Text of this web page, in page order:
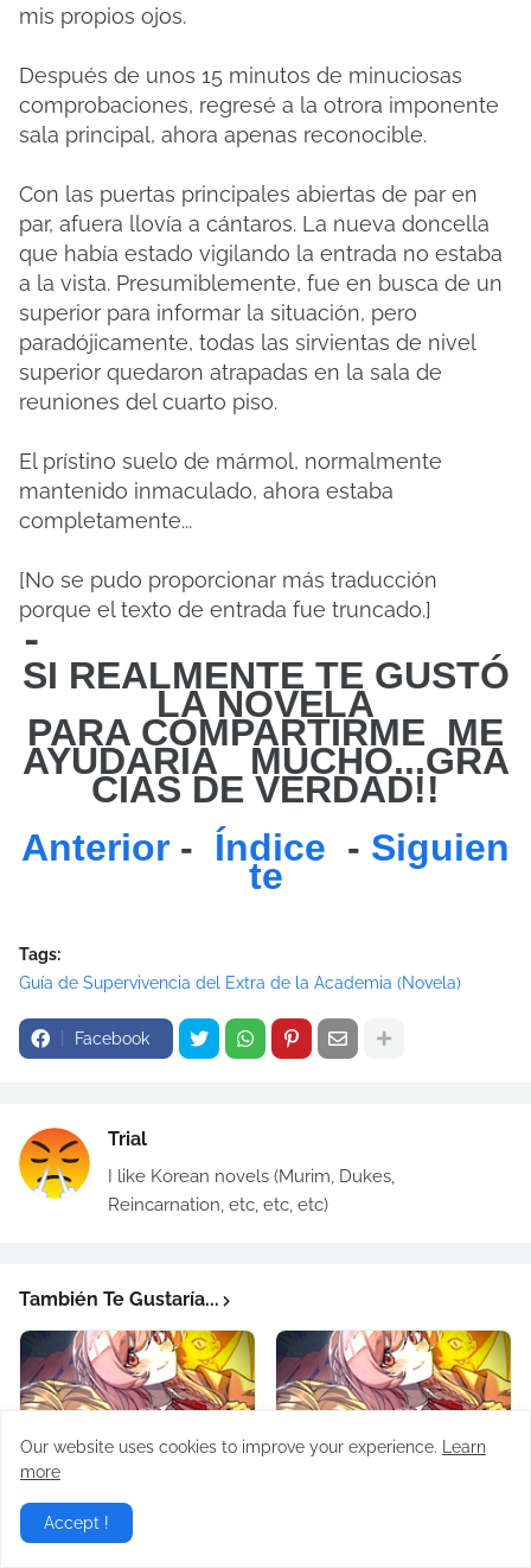
mis propios ojos.
Después de unos 15 minutos de minuciosas
comprobaciones, regresé a la otrora imponente
sala principal, ahora apenas reconocible.
Con las puertas principales abiertas de par en
par, afuera llovía a cántaros. La nueva doncella
que había estado vigilando la entrada no estaba
a la vista. Presumiblemente, fue en busca de un
superior para informar la situación, pero
paradójicamente, todas las sirvientas de nivel
superior quedaron atrapadas en la sala de
reuniones del cuarto piso.
El prístino suelo de mármol, normalmente
mantenido inmaculado, ahora estaba
completamente...
[No se pudo proporcionar más traducción
porque el texto de entrada fue truncado.]
-
SI REALMENTE TE GUSTÓ
LA NOVELA
PARA COMPARTIRME ME
AYUDARÍA MUCHO...GRA
CIAS DE VERDAD!!
Anterior - Índice - Siguien
te
Tags:
Guía de Supervivencia del Extra de la Academia (Novela)
Facebook
Trial
I like Korean novels (Murim, Dukes,
Reincarnation, etc, etc, etc)
También Te Gustaría...
Guía de Supervivencia
del Extra de la
Academia (Novela)
Our website uses cookies to improve your experience.
Learn
more
Accept !